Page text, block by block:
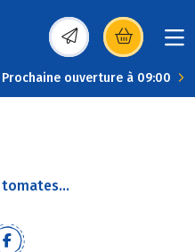
(s’ouvre dans une
Prochaine ouverture à 09:00